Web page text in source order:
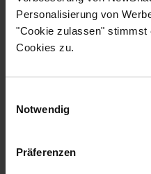
Personalisierung von
"Cookie zulassen" stimmst
Cookies zu.
Notwendig
Präferenzen
Effektiver
Badfenster stellen besondere